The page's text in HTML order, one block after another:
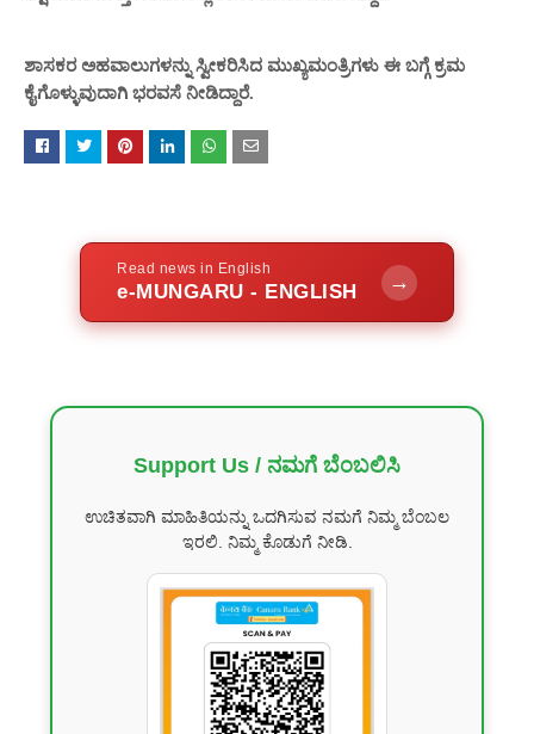
ಶಾಸಕರ ಅಹವಾಲುಗಳನ್ನು ಸ್ವೀಕರಿಸಿದ ಮುಖ್ಯಮಂತ್ರಿಗಳು ಈ ಬಗ್ಗೆ ಕ್ರಮ
ಕೈಗೊಳ್ಳುವುದಾಗಿ ಭರವಸೆ ನೀಡಿದ್ದಾರೆ.
Read news in English
e-MUNGARU - ENGLISH →
Support Us / ನಮಗೆ ಬೆಂಬಲಿಸಿ
ಉಚಿತವಾಗಿ ಮಾಹಿತಿಯನ್ನು ಒದಗಿಸುವ ನಮಗೆ ನಿಮ್ಮ ಬೆಂಬಲ
ಇರಲಿ. ನಿಮ್ಮ ಕೊಡುಗೆ ನೀಡಿ.